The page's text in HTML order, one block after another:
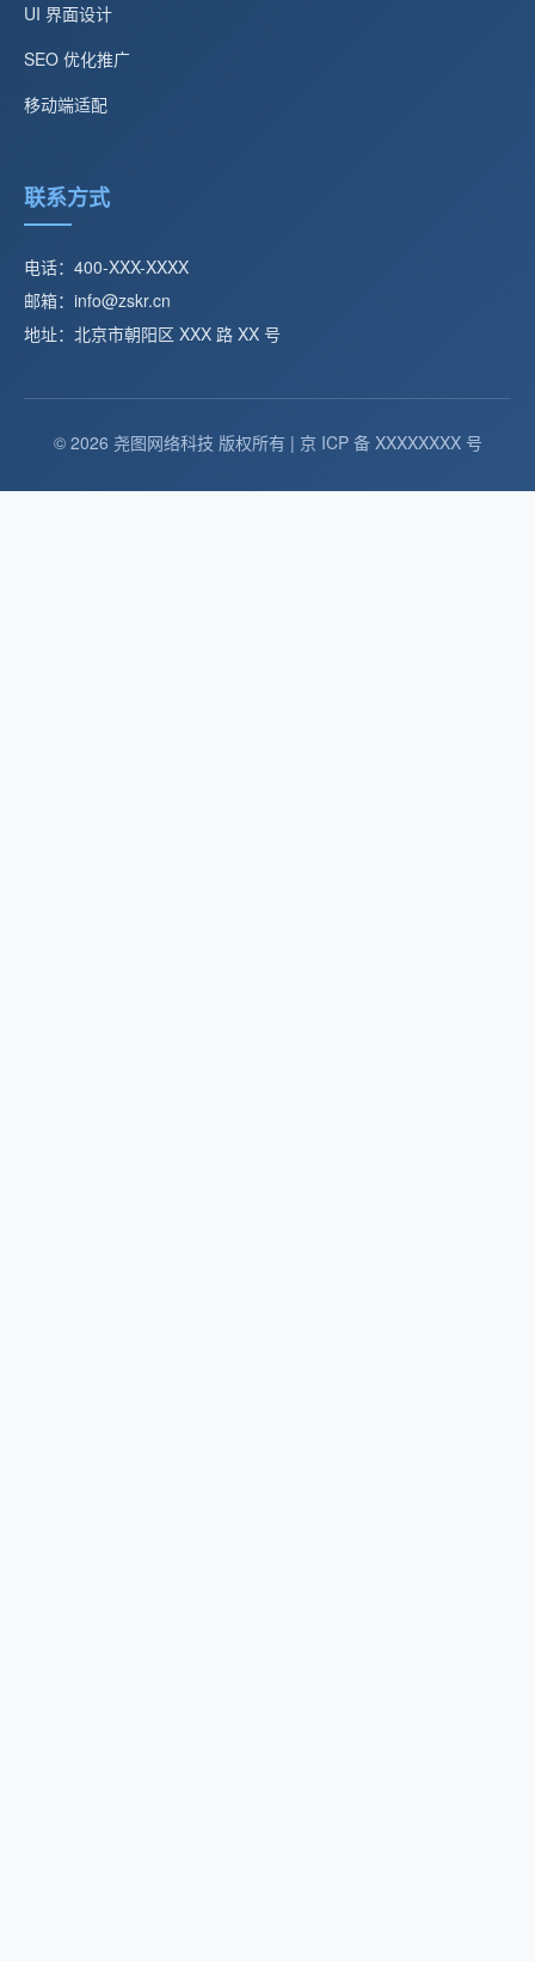
UI 界面设计
SEO 优化推广
移动端适配
联系方式
电话：400-XXX-XXXX
邮箱：info@zskr.cn
地址：北京市朝阳区 XXX 路 XX 号
© 2026 尧图网络科技 版权所有 | 京 ICP 备 XXXXXXXX 号